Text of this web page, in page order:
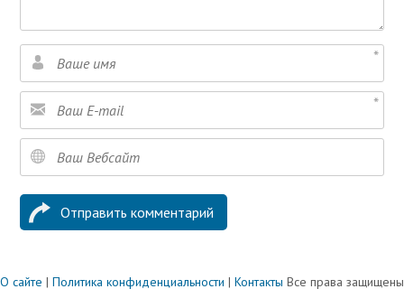
О сайте | Политика конфиденциальности | Контакты Все права защищены